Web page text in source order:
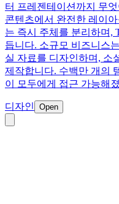
터 프레젠테이션까지 무
콘텐츠에서 완전한 레이아
는 즉시 주체를 분리하며,
듭니다. 소규모 비즈니스
실 자료를 디자인하며, 소
제작합니다. 수백만 개의
이 모두에게 접근 가능해
디자인 Open